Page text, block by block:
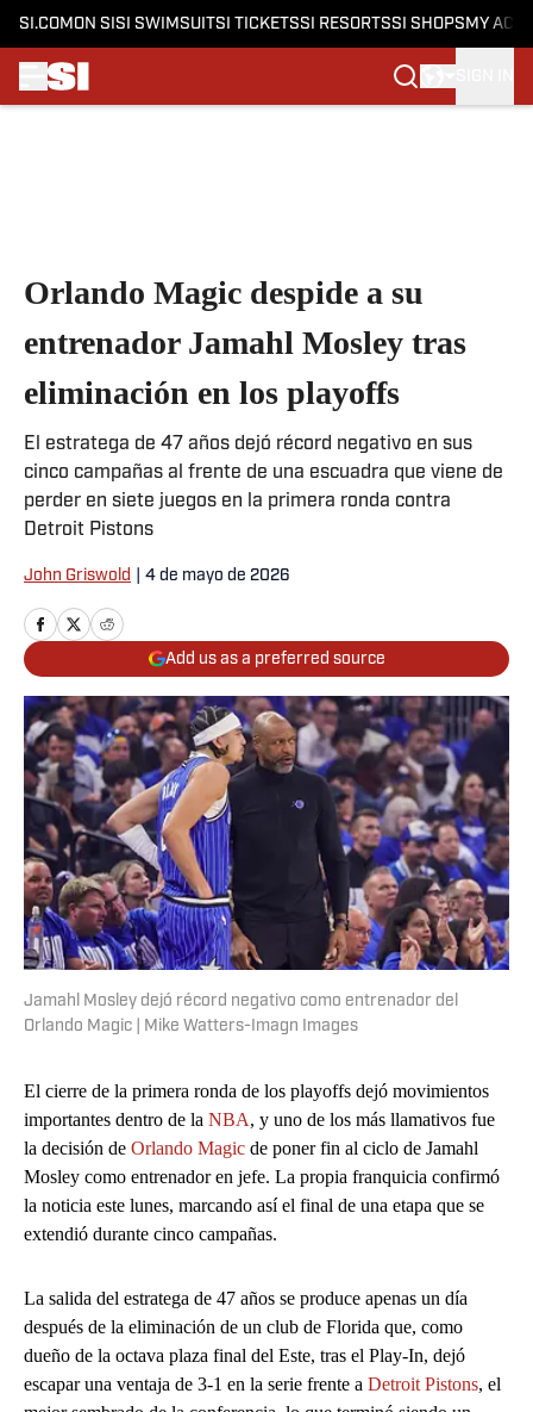
SI.COM ON SI SI SWIMSUITSI TICKETSSI RESORTSSI SHOPS MY
Orlando Magic despide a su
entrenador Jamahl Mosley tras
eliminación en los playoffs
El estratega de 47 años dejó récord negativo en sus
cinco campañas al frente de una escuadra que viene de
perder en siete juegos en la primera ronda contra
Detroit Pistons
John Griswold 4 de mayo de 2026
Add us as a preferred source
Jamahl Mosley dejó récord negativo como entrenador del
Orlando Magic | Mike Watters-Imagn Images
El cierre de la primera ronda de los playoffs dejó movimientos
importantes dentro de la NBA, y uno de los más llamativos fue
la decisión de Orlando Magic de poner fin al ciclo de Jamahl
Mosley como entrenador en jefe. La propia franquicia confirmó
la noticia este lunes, marcando así el final de una etapa que se
extendió durante cinco campañas.
La salida del estratega de 47 años se produce apenas un día
después de la eliminación de un club de Florida que, como
dueño de la octava plaza final del Este, tras el Play-In, dejó
escapar una ventaja de 3-1 en la serie frente a Detroit Pistons, el